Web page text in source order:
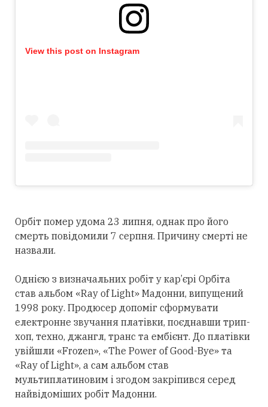
View this post on Instagram
Орбіт помер удома 23 липня, однак про його
смерть повідомили 7 серпня. Причину смерті не
назвали.
Однією з визначальних робіт у кар’єрі Орбіта
став альбом «Ray of Light» Мадонни, випущений
1998 року. Продюсер допоміг сформувати
електронне звучання платівки, поєднавши трип-
хоп, техно, джангл, транс та ембієнт. До платівки
увійшли «Frozen», «The Power of Good-Bye» та
«Ray of Light», а сам альбом став
мультиплатиновим і згодом закріпився серед
найвідоміших робіт Мадонни.